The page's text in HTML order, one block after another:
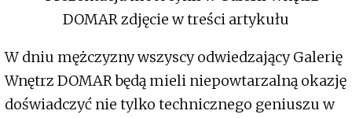
W dniu mężczyzny wszyscy odwiedzający Galerię
Wnętrz DOMAR będą mieli niepowtarzalną okazję
doświadczyć nie tylko technicznego geniuszu w